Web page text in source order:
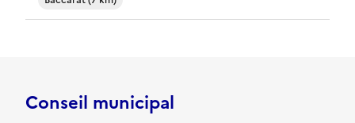
Conseil municipal